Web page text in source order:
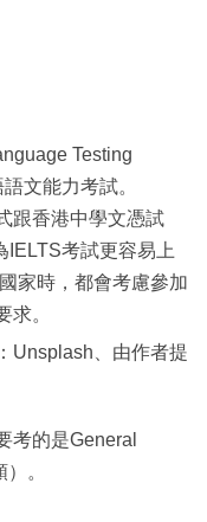
Testing
文能力考試。
跟香港中學文憑試
IELTS考試更容易上
家時，都會考慮參加
求。
Unsplash、由作者提
考的是General
。